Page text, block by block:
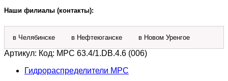
63.4/1.DВ.4.6
Наши филиалы (контакты):
в Челябинске в Нефтеюганске в Новом Уренгое
Артикул: Код: МРС 63.4/1.DВ.4.6 (006)
Гидрораспределители МРС